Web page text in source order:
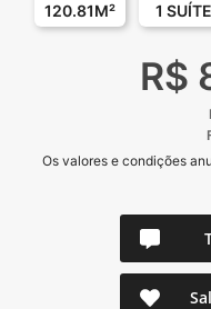
120.81M² 1 SUÍTE
R$
Os valores e condições